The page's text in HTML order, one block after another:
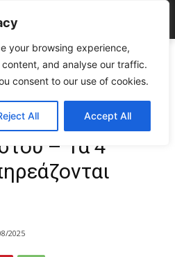
your browsing experience,
and analyse our traffic.
consent to our use of cookies.
All Accept All
στον Υδροχόο στις 9 Αυγούστου –
Υδροχόο
– Τα 4
2025